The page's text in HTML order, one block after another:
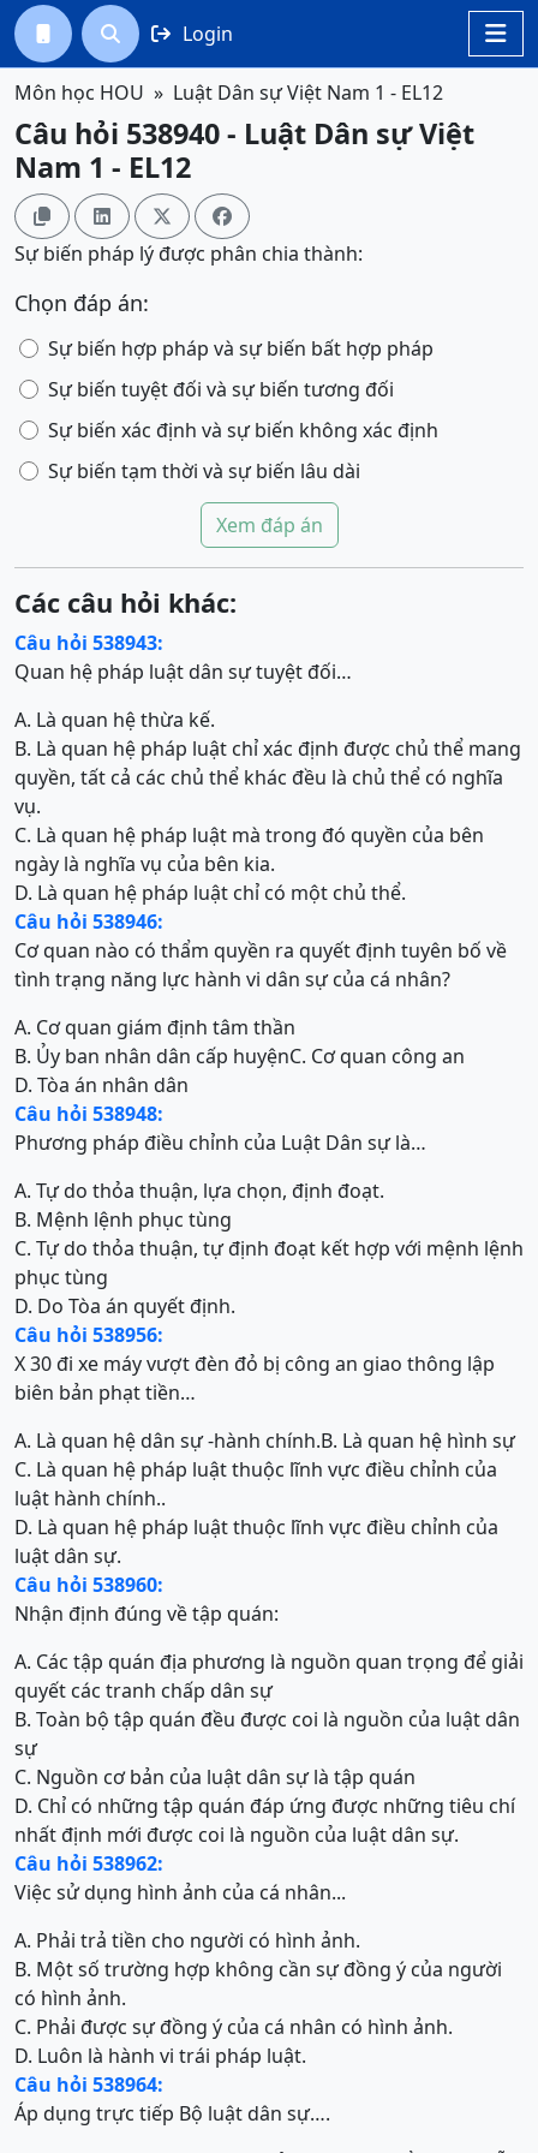

  Login
Môn học HOU Luật Dân sự Việt Nam 1 - EL12
Câu hỏi 538940 - Luật Dân sự Việt
Nam 1 - EL12
   
Sự biến pháp lý được phân chia thành:
Chọn đáp án:
Sự biến hợp pháp và sự biến bất hợp pháp
Sự biến tuyệt đối và sự biến tương đối
Sự biến xác định và sự biến không xác định
Sự biến tạm thời và sự biến lâu dài
Xem đáp án
Các câu hỏi khác:
Câu hỏi 538943:
Quan hệ pháp luật dân sự tuyệt đối…
A. Là quan hệ thừa kế.
B. Là quan hệ pháp luật chỉ xác định được chủ thể mang
quyền, tất cả các chủ thể khác đều là chủ thể có nghĩa
vụ.
C. Là quan hệ pháp luật mà trong đó quyền của bên
ngày là nghĩa vụ của bên kia.
D. Là quan hệ pháp luật chỉ có một chủ thể.
Câu hỏi 538946:
Cơ quan nào có thẩm quyền ra quyết định tuyên bố về
tình trạng năng lực hành vi dân sự của cá nhân?
A. Cơ quan giám định tâm thần
B. Ủy ban nhân dân cấp huyệnC. Cơ quan công an
D. Tòa án nhân dân
Câu hỏi 538948:
Phương pháp điều chỉnh của Luật Dân sự là…
A. Tự do thỏa thuận, lựa chọn, định đoạt.
B. Mệnh lệnh phục tùng
C. Tự do thỏa thuận, tự định đoạt kết hợp với mệnh lệnh
phục tùng
D. Do Tòa án quyết định.
Câu hỏi 538956:
X 30 đi xe máy vượt đèn đỏ bị công an giao thông lập
biên bản phạt tiền…
A. Là quan hệ dân sự -hành chính.B. Là quan hệ hình sự
C. Là quan hệ pháp luật thuộc lĩnh vực điều chỉnh của
luật hành chính..
D. Là quan hệ pháp luật thuộc lĩnh vực điều chỉnh của
luật dân sự.
Câu hỏi 538960:
Nhận định đúng về tập quán:
A. Các tập quán địa phương là nguồn quan trọng để giải
quyết các tranh chấp dân sự
B. Toàn bộ tập quán đều được coi là nguồn của luật dân
sự
C. Nguồn cơ bản của luật dân sự là tập quán
D. Chỉ có những tập quán đáp ứng được những tiêu chí
nhất định mới được coi là nguồn của luật dân sự.
Câu hỏi 538962:
Việc sử dụng hình ảnh của cá nhân...
A. Phải trả tiền cho người có hình ảnh.
B. Một số trường hợp không cần sự đồng ý của người
có hình ảnh.
C. Phải được sự đồng ý của cá nhân có hình ảnh.
D. Luôn là hành vi trái pháp luật.
Câu hỏi 538964:
Áp dụng trực tiếp Bộ luật dân sự….